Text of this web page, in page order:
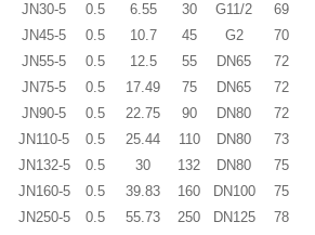
JN30-5 0.5 6.55 30 G11/2 69
JN45-5
0.5 10.7 45 G2 70
JN55-5
0.5 12.5 55 DN65 72
JN75-5
0.5 17.49 75 DN65 72
JN90-5
0.5 22.75 90 DN80 72
JN110-5
0.5 25.44 110 DN80 73
JN132-5
0.5 30 132 DN80 75
JN160-5
0.5 39.83 160 DN100 75
JN250-5
0.5 55.73 250 DN125 78